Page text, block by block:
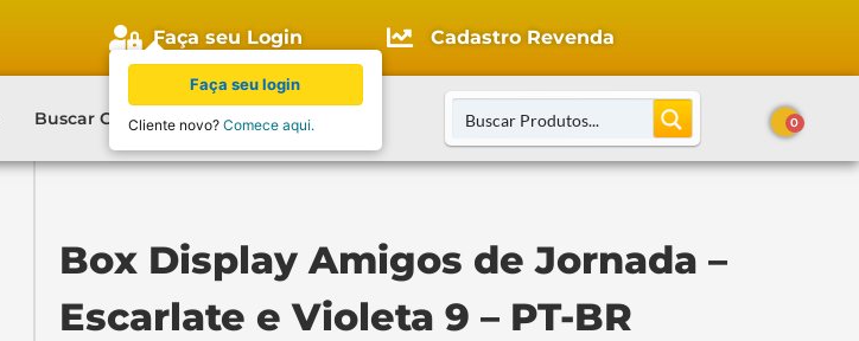
Faça seu Login Cadastro Revenda
Buscar Cartas Blog Contato 0
Box Display Amigos de Jornada –
Escarlate e Violeta 9 – PT-BR
Faça seu login
Cliente novo? Comece aqui.